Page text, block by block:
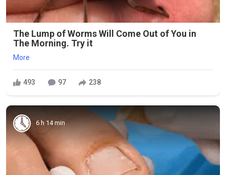
The Lump of Worms Will Come Out of You in
The Morning. Try it
More
493 97 238
6 h 14 min